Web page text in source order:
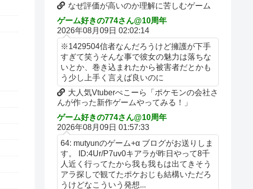
なぜ評価が高いのか理解に苦しむゲーム
ゲーム好きの774さん@10周年
2026年08月09日 02:02:14
※1429504信者なんだろうけど擁護が下手
すぎて笑うそんな事で彼女の魅力は落ちな
いとか、巻き込まれたから被害者だとかも
う少し上手く言えば良いのに
大人気Vtuberぺこーら「ポケモンの会社さ
んが作った新作ゲームやってみる！」
ゲーム好きの774さん@10周年
2026年08月09日 01:57:33
64: mutyunのゲーム+α ブログがお送りしま
す。 ID:4Ur/P7uv0キアラが昨日やって8千
人近く行ってたから我も我もは出てきそう
アラ探しで観てたポケおじも結構いただろ
うけどなこういう発想...